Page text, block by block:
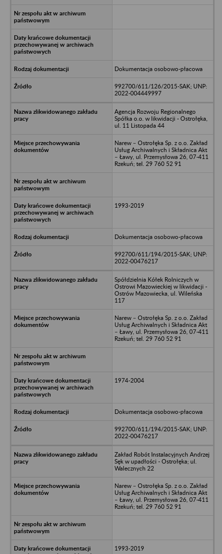
Dokumentacja osobowo-płacowa
992700/611/126/2015-SAK; UNP:
2022-004449997
Agencja Rozwoju Regionalnego
Spółka o.o. w likwidacji - Ostrołęka,
ul. 11 Listopada 44
Narew – Ostrołęka Sp. z o.o. Zakład
Usług Archiwalnych i Składnica Akt
– Ławy, ul. Przemysłowa 26, 07-411
Rzekuń; tel. 29 760 52 91
1993-2019
Dokumentacja osobowo-płacowa
992700/611/194/2015-SAK; UNP:
2022-00476217
Spółdzielnia Kółek Rolniczych w
Ostrowi Mazowieckiej w likwidacji -
Ostrów Mazowiecka, ul. Wileńska
117
Narew – Ostrołęka Sp. z o.o. Zakład
Usług Archiwalnych i Składnica Akt
– Ławy, ul. Przemysłowa 26, 07-411
Rzekuń; tel. 29 760 52 91
1974-2004
Dokumentacja osobowo-płacowa
992700/611/194/2015-SAK; UNP:
2022-00476217
Zakład Robót Instalacyjnych Andrzej
Sęk w upadłości - Ostrołęka; ul.
Walecznych 22
Narew – Ostrołęka Sp. z o.o. Zakład
Usług Archiwalnych i Składnica Akt
– Ławy, ul. Przemysłowa 26, 07-411
Rzekuń; tel. 29 760 52 91
1993-2019